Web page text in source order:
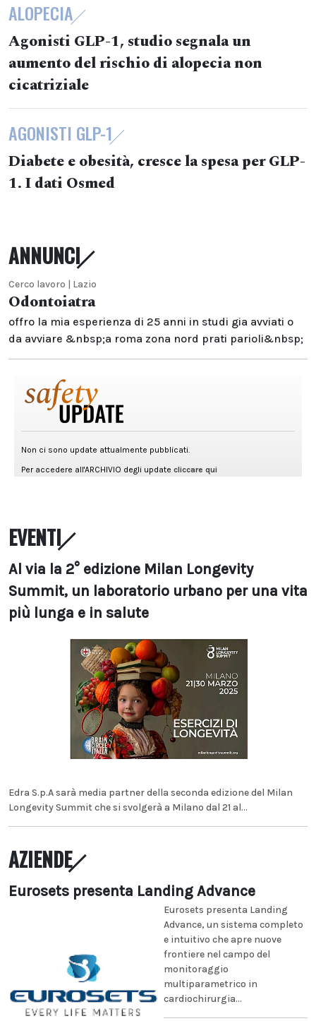
ALOPECIA
Agonisti GLP-1, studio segnala un
aumento del rischio di alopecia non
cicatriziale
AGONISTI GLP-1
Diabete e obesità, cresce la spesa per GLP-
1. I dati Osmed
ANNUNCI
Cerco lavoro | Lazio
Odontoiatra
offro la mia esperienza di 25 anni in studi gia avviati o
da avviare &nbsp;a roma zona nord prati parioli&nbsp;
EVENTI
Al via la 2° edizione Milan Longevity
Summit, un laboratorio urbano per una vita
più lunga e in salute
Edra S.p.A sarà media partner della seconda edizione del Milan
Longevity Summit che si svolgerà a Milano dal 21 al...
AZIENDE
Eurosets presenta Landing Advance
Eurosets presenta Landing
Advance, un sistema completo
e intuitivo che apre nuove
frontiere nel campo del
monitoraggio
multiparametrico in
cardiochirurgia...